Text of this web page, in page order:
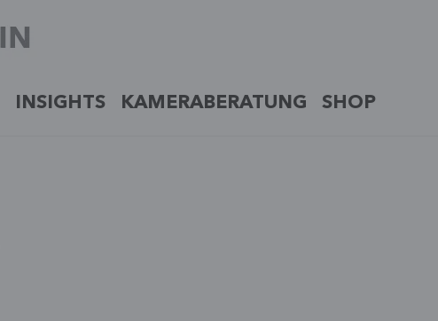
INSIGHTS KAMERABERATUNG SHOP